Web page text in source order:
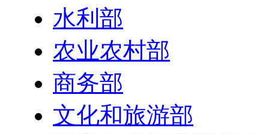
水利部
农业农村部
商务部
文化和旅游部